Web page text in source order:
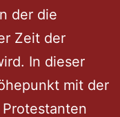
der die
Zeit der
In dieser
mit der